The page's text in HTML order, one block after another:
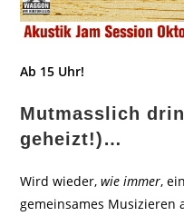
Ab 15 Uhr!
Mutmasslich
geheizt!)…
Wird wieder,wie immer,
gemeinsames Musizieren